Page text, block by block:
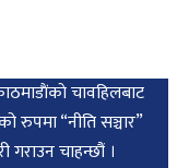
चावहिलबाट
रुपमा “नीति सञ्चार”
चाहन्छौं ।